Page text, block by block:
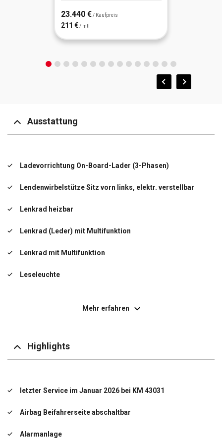
23.440 € / Kaufpreis
211 € / mtl
Ausstattung
Ladevorrichtung On-Board-Lader (3-Phasen)
Lendenwirbelstütze Sitz vorn links, elektr. verstellbar
Lenkrad heizbar
Lenkrad (Leder) mit Multifunktion
Lenkrad mit Multifunktion
Leseleuchte
Sitzheizung vorn
Mehr erfahren
Highlights
letzter Service im Januar 2026 bei KM 43031
Airbag Beifahrerseite abschaltbar
Alarmanlage